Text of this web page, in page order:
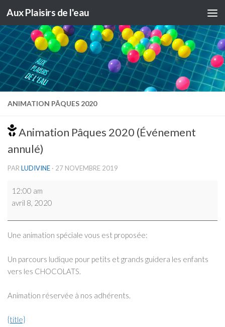
Skip to content
Aux Plaisirs de l'eau
ANIMATION PÂQUES 2020
Animation Pâques 2020 (Événement
annulé)
PARLUDIVINE · 27 NOVEMBRE 2019
Animation
Pâques
(Événement
annulé)
12:00 am
avril 8, 2020
Une animation spéciale vous est proposée:
Un parcours ludique pour petits et grands guidera les enfants
vers les CHOCOLATS.
Animation réservée à nos adhérents.
{title}